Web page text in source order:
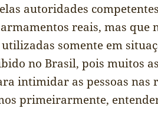
autoridades
reais, mas que
somente em
no Brasil, pois muitos
intimidar as pessoas nas
primeirarmente,